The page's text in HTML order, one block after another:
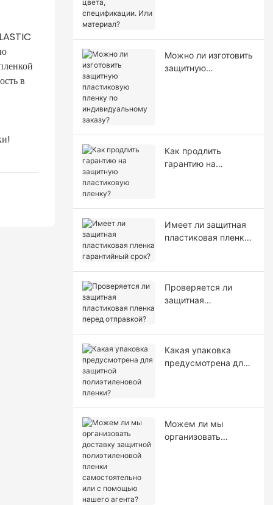
в
Можно ли изготовить
защитную
Как продлить
гарантию на
Имеет ли защитная
пластиковая пленка
Проверяется ли
защитная
Какая упаковка
предусмотрена для
Можем ли мы
организовать